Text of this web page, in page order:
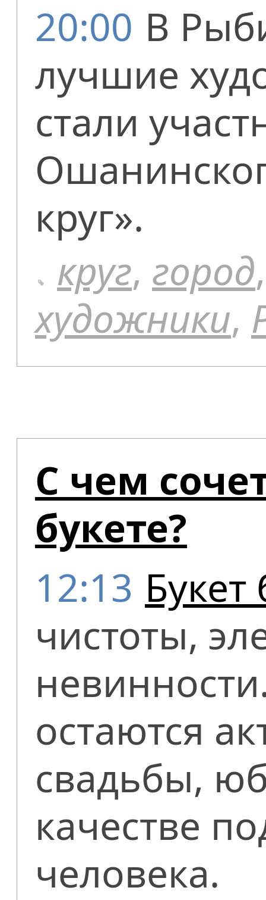
20:00 В
лучшие
стали
круг».
круг, город
художники,
С чем
букете?
12:13
чистоты,
остаются
свадьбы,
качестве
человека.